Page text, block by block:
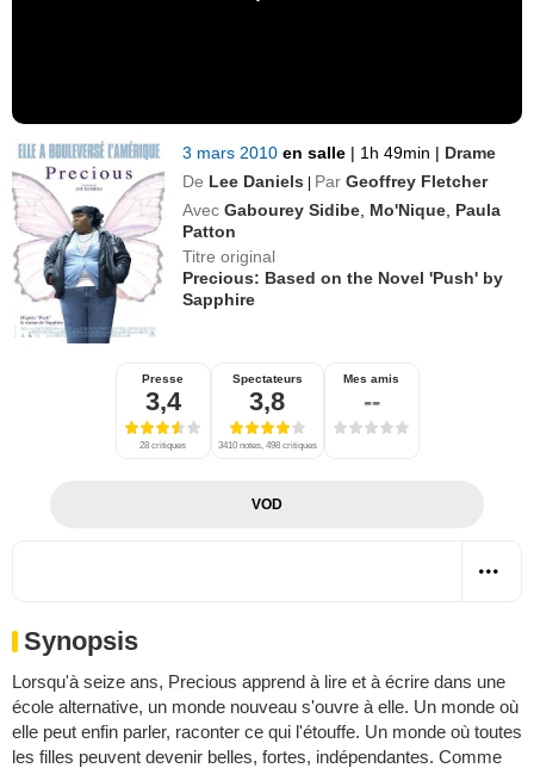
3 mars 2010en salle | 1h 49min | Drame
De Lee Daniels | Par Geoffrey Fletcher
Avec Gabourey Sidibe Mo'Nique Paula
Patton
Titre original
Precious: Based on the Novel 'Push' by
Sapphire
Presse
3,4
28 critiques
Spectateurs
3,8
3410 notes, 498 critiques
Mes amis
--
VOD
Synopsis
Lorsqu'à seize ans, Precious apprend à lire et à écrire dans une
école alternative, un monde nouveau s'ouvre à elle. Un monde où
elle peut enfin parler, raconter ce qui l'étouffe. Un monde où toutes
les filles peuvent devenir belles, fortes, indépendantes. Comme